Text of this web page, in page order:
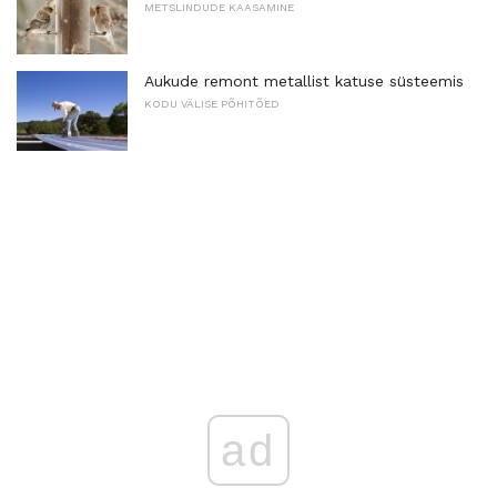
METSLINDUDE KAASAMINE
Aukude remont metallist katuse süsteemis
KODU VÄLISE PÕHITÕED
ad